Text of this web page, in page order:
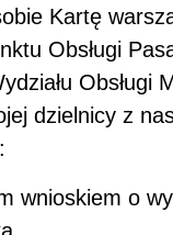
Kartę
Obsługi
Obsługi
dzielnicy z
wnioskiem o